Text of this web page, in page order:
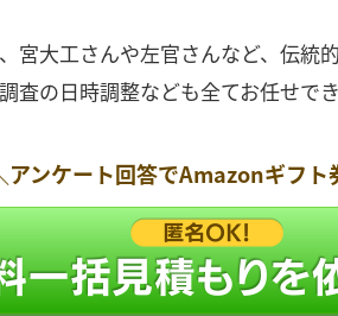
宮大工さんや左官さんなど、伝統
査の日時調整なども全てお任せで
アンケート回答でAmazonギフト